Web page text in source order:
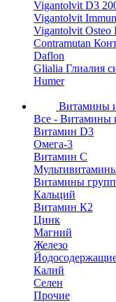
Vigantolvit D3
Vigantolvit
Vigantolvit Osteo
Contramutan
Daflon
Glialia Глиалия
Humer
Витамины
Все - Витамины
Витамин D3
Омега-3
Витамин С
Витамины
Кальций
Витамин К2
Цинк
Магний
Железо
Калий
Селен
Прочие